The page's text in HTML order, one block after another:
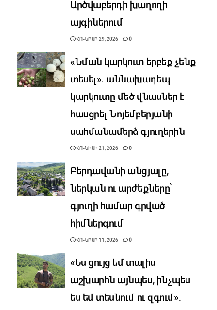
Արծվաբերդի խաղողի
այգիներում
ՀՈՒՆԻՍԻ 29, 2026 0
«Նման կարկուտ երբեք չենք
տեսել». աննախադեպ
կարկուտը մեծ վնասներ է
հասցրել Նոյեմբերյանի
սահմանամերձ գյուղերին
ՀՈՒՆԻՍԻ 21, 2026 0
Բերդավանի անցյալը,
ներկան ու արժեքները՝
գյուղի համար գրված
հիմներգում
ՀՈՒՆԻՍԻ 11, 2026 0
«Ես ցույց եմ տալիս
աշխարհն այնպես, ինչպես
ես եմ տեսնում ու զգում»․